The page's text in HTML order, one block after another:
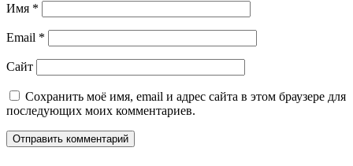
Имя *
Email *
Сайт
Сохранить моё имя, email и адрес сайта в этом браузере для
последующих моих комментариев.